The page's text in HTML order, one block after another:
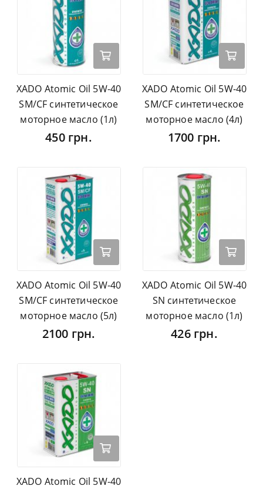
XADO Atomic Oil 5W-40
SM/CF синтетическое
моторное масло (1л)
450 грн.
XADO Atomic Oil 5W-40
SM/CF синтетическое
моторное масло (4л)
1700 грн.
XADO Atomic Oil 5W-40
SM/CF синтетическое
моторное масло (5л)
2100 грн.
XADO Atomic Oil 5W-40
SN синтетическое
моторное масло (1л)
426 грн.
XADO Atomic Oil 5W-40